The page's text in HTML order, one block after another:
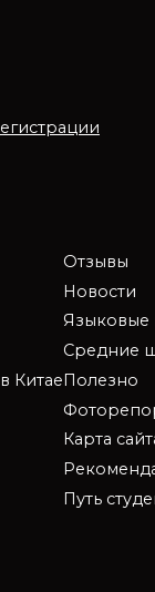
Китае
Отзывы
Новости
Средние
Полезно
Карта
Путь